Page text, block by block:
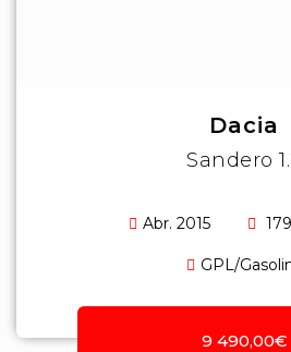
Dacia
Sandero
Abr. 2015
GPL/
9 490,00€